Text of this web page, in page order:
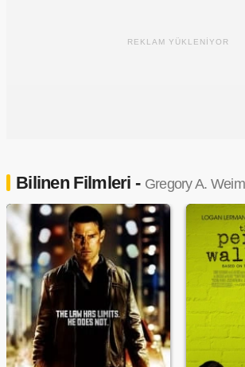
REKLAM YÜKLENİYOR
Bilinen Filmleri - Gregory A.